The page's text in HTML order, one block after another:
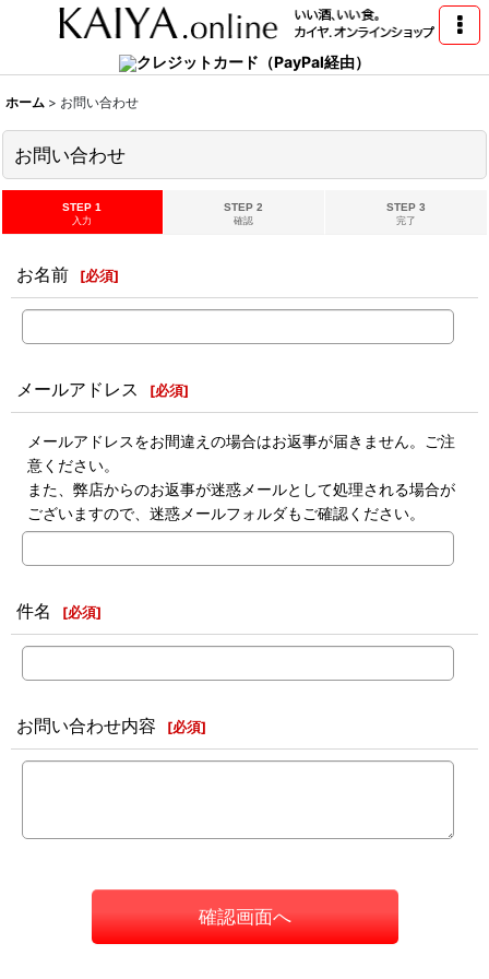
クレジットカード（PayPal経由）
ホーム > お問い合わせ
お問い合わせ
STEP 1
入力
STEP 2
確認
STEP 3
完了
お名前 [必須]
メールアドレス [必須]
メールアドレスをお間違えの場合はお返事が届きません。ご注
意ください。
また、弊店からのお返事が迷惑メールとして処理される場合が
ございますので、迷惑メールフォルダもご確認ください。
件名 [必須]
お問い合わせ内容 [必須]
確認画面へ